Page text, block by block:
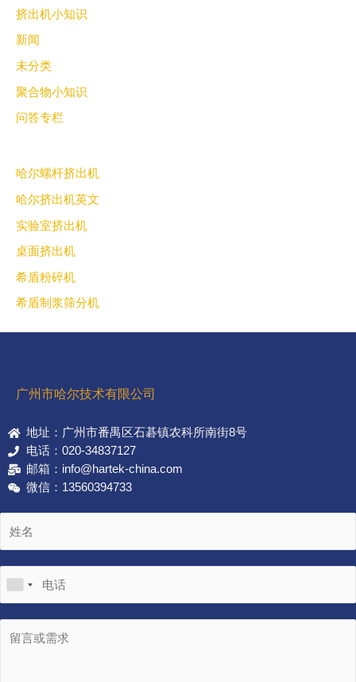
挤出机小知识
新闻
未分类
聚合物小知识
问答专栏
哈尔螺杆挤出机
哈尔挤出机英文
实验室挤出机
桌面挤出机
希盾粉碎机
希盾制浆筛分机
广州市哈尔技术有限公司
地址：广州市番禺区石碁镇农科所南街8号
电话：020-34837127
邮箱：info@hartek-china.com
微信：13560394733